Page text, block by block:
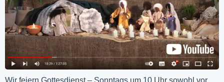
Wir feiern Gottesdienst – Sonntags um 10 Uhr sowohl vor